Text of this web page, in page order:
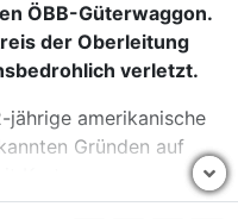
ÖBB-Güterwaggon.
der Oberleitung
verletzt.
amerikanische
Gründen auf
zu nahe an die